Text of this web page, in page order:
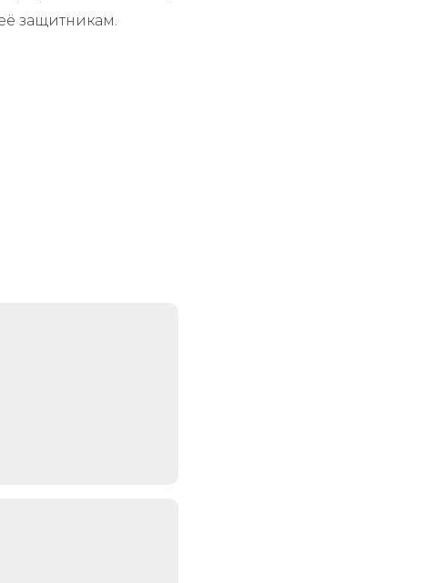
защитникам.